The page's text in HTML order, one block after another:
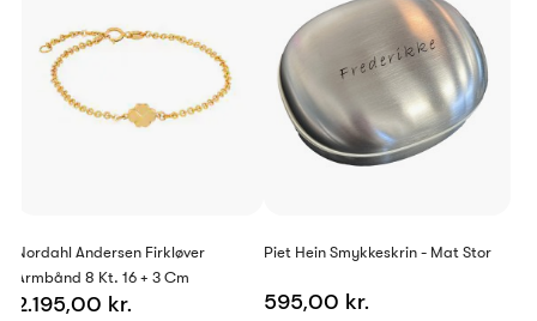
Nordahl Andersen Firkløver
Armbånd 8 Kt. 16 + 3 Cm
2.195,00 kr.
Piet Hein Smykkeskrin - Mat Stor
595,00 kr.